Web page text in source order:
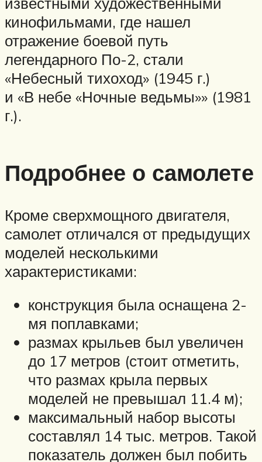
кинофильмами, где нашел
отражение боевой путь
легендарного По-2, стали
«Небесный тихоход» (1945 г.)
и «В небе «Ночные ведьмы»» (1981
г.).
Подробнее о самолете
Кроме сверхмощного двигателя,
самолет отличался от предыдущих
моделей несколькими
характеристиками:
конструкция была оснащена 2-
мя поплавками;
размах крыльев был увеличен
до 17 метров (стоит отметить,
что размах крыла первых
моделей не превышал 11.4 м);
максимальный набор высоты
составлял 14 тыс. метров. Такой
показатель должен был побить